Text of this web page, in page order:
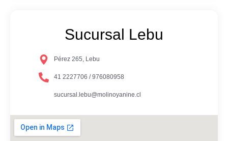
Sucursal Lebu
Pérez 265, Lebu
41 2227706 / 976080958
sucursal.lebu@molinoyanine.cl